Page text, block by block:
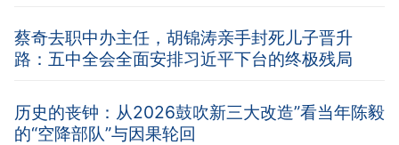
蔡奇去职中办主任，胡锦涛亲手封死儿子晋升
路：五中全会全面安排习近平下台的终极残局
历史的丧钟：从2026鼓吹新三大改造”看当年陈毅
的“空降部队”与因果轮回